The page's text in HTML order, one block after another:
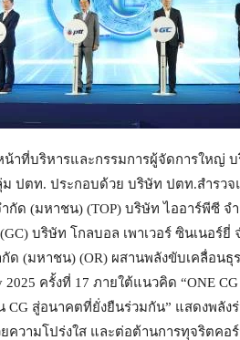
น้าที่บริหารและกรรมการผู้จัดการใหญ่
ปตท. ประกอบด้วย บริษัท ปตท.สำรวจ
กัด (มหาชน) (TOP) บริษัท ไออาร์พีซี จ
บริษัท โกลบอล เพาเวอร์ ซินเนอร์ยี่
(มหาชน) (OR) ผสานพลังขับเคลื่อนธุ
2025 ครั้งที่ 17 ภายใต้แนวคิด “ONE
CG สู่อนาคตที่ยั่งยืนร่วมกัน” แสดงพลั
ความโปร่งใส และต่อต้านการทุจริตค